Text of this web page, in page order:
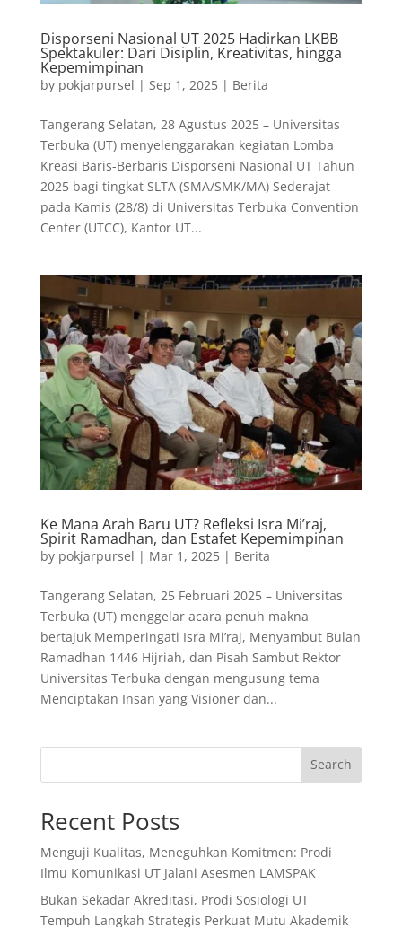
Disporseni Nasional UT 2025 Hadirkan LKBB
Spektakuler: Dari Disiplin, Kreativitas, hingga
Kepemimpinan
by pokjarpursel | Sep 1, 2025| Berita
Tangerang Selatan, 28 Agustus 2025 – Universitas
Terbuka (UT) menyelenggarakan kegiatan Lomba
Kreasi Baris-Berbaris Disporseni Nasional UT Tahun
2025 bagi tingkat SLTA (SMA/SMK/MA) Sederajat
pada Kamis (28/8) di Universitas Terbuka Convention
Center (UTCC), Kantor UT...
Ke Mana Arah Baru UT? Refleksi Isra Mi’raj,
Spirit Ramadhan, dan Estafet Kepemimpinan
by pokjarpursel | Mar 1, 2025| Berita
Tangerang Selatan, 25 Februari 2025 – Universitas
Terbuka (UT) menggelar acara penuh makna
bertajuk Memperingati Isra Mi’raj, Menyambut Bulan
Ramadhan 1446 Hijriah, dan Pisah Sambut Rektor
Universitas Terbuka dengan mengusung tema
Menciptakan Insan yang Visioner dan...
Search
Recent Posts
Menguji Kualitas, Meneguhkan Komitmen: Prodi
Ilmu Komunikasi UT Jalani Asesmen LAMSPAK
Bukan Sekadar Akreditasi, Prodi Sosiologi UT
Tempuh Langkah Strategis Perkuat Mutu Akademik